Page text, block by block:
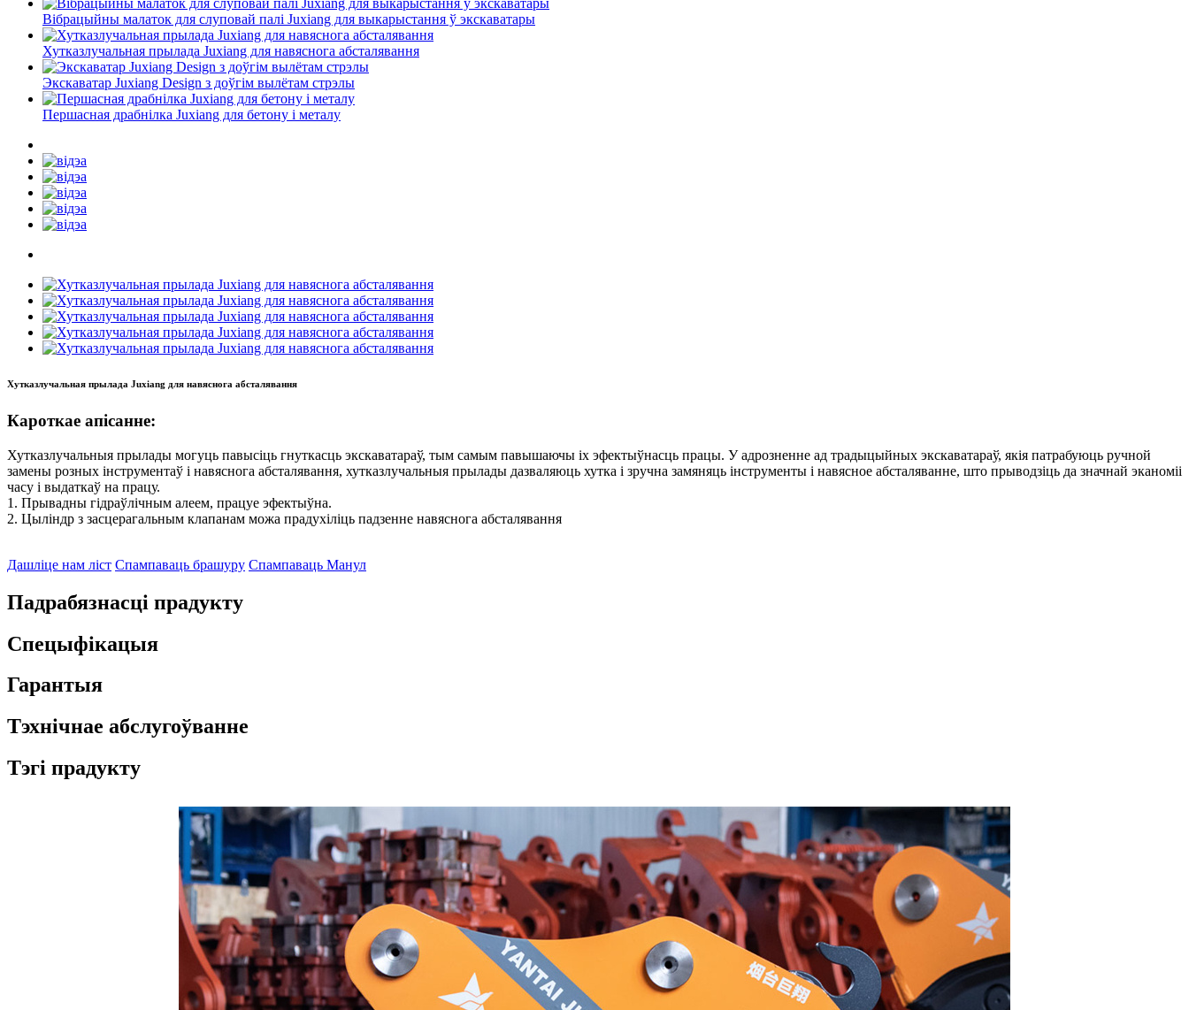
Вібрацыйны малаток для слуповай палі Juxiang для выкарыстання ў экскаватары
Хутказлучальная прылада Juxiang для навяснога абсталявання
Экскаватар Juxiang Design з доўгім вылётам стрэлы
Першасная драбнілка Juxiang для бетону і металу
Хутказлучальная прылада Juxiang для навяснога абсталявання
Кароткае апісанне:
Хутказлучальныя прылады могуць павысіць гнуткасць экскаватараў, тым самым павышаючы іх эфектыўнасць працы. У адрозненне ад традыцыйных экскаватараў, якія патрабуюць ручной
замены розных інструментаў і навяснога абсталявання, хутказлучальныя прылады дазваляюць хутка і зручна замяняць інструменты і навясное абсталяванне, што прыводзіць да значнай эканоміі
часу і выдаткаў на працу.
1. Прывадны гідраўлічным алеем, працуе эфектыўна.
2. Цыліндр з засцерагальным клапанам можа прадухіліць падзенне навяснога абсталявання
Дашліце нам ліст Спампаваць брашуру Спампаваць Манул
Падрабязнасці прадукту
Спецыфікацыя
Гарантыя
Тэхнічнае абслугоўванне
Тэгі прадукту